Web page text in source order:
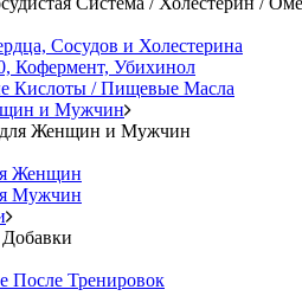
Сосудов и Холестерина
Кофермент, Убихинол
Кислоты / Пищевые Масла
и Мужчин
Женщин и Мужчин
Женщин
Мужчин
После Тренировок